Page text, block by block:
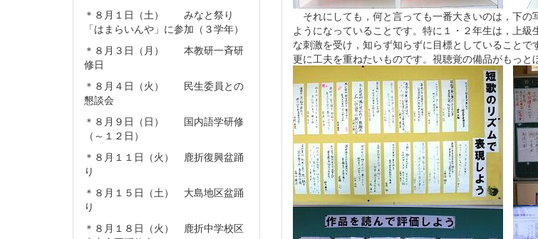
それにしても，何と言っても一番大きいのは，下の
ようになっていることです。特に１・２年生は，上
な刺激を受け，知らず知らずに目標としていること
更に工夫を重ねたいものです。視聴覚の備品がもっ
＊８月１日（土） みなと祭り
「はまらいんや」に参加（３学年）
＊８月３日（月） 本教研一斉研
修日
＊８月４日（火） 民生委員との
懇談会
＊８月９日（日） 国内語学研修
（～１２日）
＊８月１１日（火） 鹿折復興盆踊
り
＊８月１５日（土） 大島地区盆踊
り
＊８月１８日（火） 鹿折中学校区